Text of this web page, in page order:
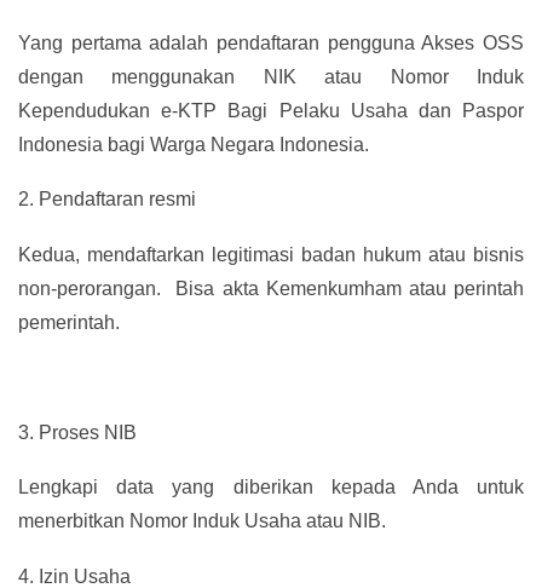
Yang pertama adalah pendaftaran pengguna Akses OSS
dengan menggunakan NIK atau Nomor Induk
Kependudukan e-KTP Bagi Pelaku Usaha dan Paspor
Indonesia bagi Warga Negara Indonesia.
2. Pendaftaran resmi
Kedua, mendaftarkan legitimasi badan hukum atau bisnis
non-perorangan. Bisa akta Kemenkumham atau perintah
pemerintah.
3. Proses NIB
Lengkapi data yang diberikan kepada Anda untuk
menerbitkan Nomor Induk Usaha atau NIB.
4. Izin Usaha